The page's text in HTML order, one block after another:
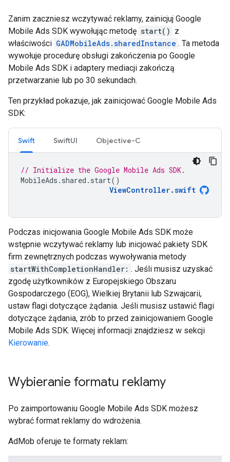
Zanim zaczniesz wczytywać reklamy, zainicjuj Google
Mobile Ads SDK wywołując metodę start() z
właściwości GADMobileAds.sharedInstance . Ta metoda
wywołuje procedurę obsługi zakończenia po Google
Mobile Ads SDK i adaptery mediacji zakończą
przetwarzanie lub po 30 sekundach.
Ten przykład pokazuje, jak zainicjować Google Mobile Ads
SDK:
Swift SwiftUI Objective-C
// Initialize the Google Mobile Ads SDK.
MobileAds . shared . start()
ViewController.swift
Podczas inicjowania Google Mobile Ads SDK może
wstępnie wczytywać reklamy lub inicjować pakiety SDK
firm zewnętrznych podczas wywoływania metody
startWithCompletionHandler: . Jeśli musisz uzyskać
zgodę użytkowników z Europejskiego Obszaru
Gospodarczego (EOG), Wielkiej Brytanii lub Szwajcarii,
ustaw flagi dotyczące żądania. Jeśli musisz ustawić flagi
dotyczące żądania, zrób to przed zainicjowaniem Google
Mobile Ads SDK. Więcej informacji znajdziesz w sekcji
Kierowanie.
Wybieranie formatu reklamy
Po zaimportowaniu Google Mobile Ads SDK możesz
wybrać format reklamy do wdrożenia.
AdMob oferuje te formaty reklam: